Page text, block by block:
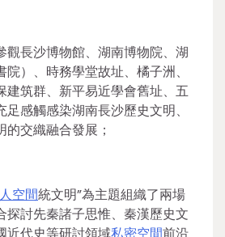
觀長沙博物館、湖南博物院、湖
）、時務學堂故址、橘子洲、
建筑群、新平易近學會舊址、五
感觸感染湖南長沙歷史文明、
交織融合發展；
空間統文明”為主題組織了兩場
探討先秦諸子思惟、秦漢歷史文